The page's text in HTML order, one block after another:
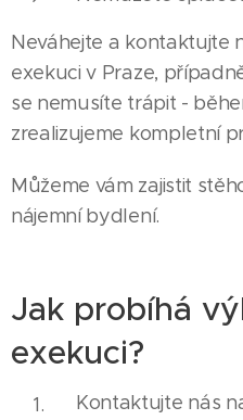
Neváhejte a kontaktujte
exekuci v Praze,
se nemusíte trápit -
zrealizujeme kompletní
Můžeme vám zajistit
nájemní bydlení.
Jak probíhá
exekuci?
Kontaktujte nás